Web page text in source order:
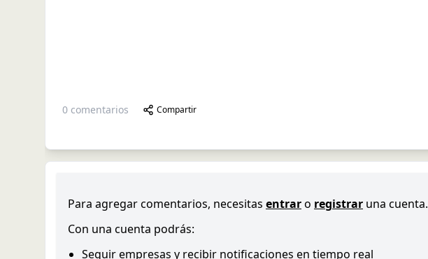
0 comentarios Compartir
Para agregar comentarios, necesitas entraro registrar una cuenta.
Con una cuenta podrás:
Seguir empresas y recibir notificaciones en tiempo real